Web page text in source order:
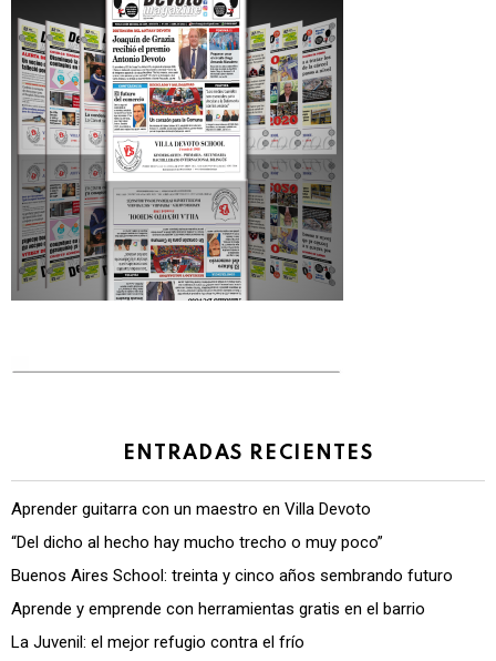
ENTRADAS RECIENTES
Aprender guitarra con un maestro en Villa Devoto
“Del dicho al hecho hay mucho trecho o muy poco”
Buenos Aires School: treinta y cinco años sembrando futuro
Aprende y emprende con herramientas gratis en el barrio
La Juvenil: el mejor refugio contra el frío